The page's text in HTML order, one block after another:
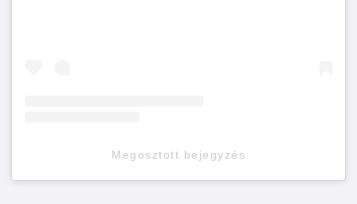
Megosztott bejegyzés